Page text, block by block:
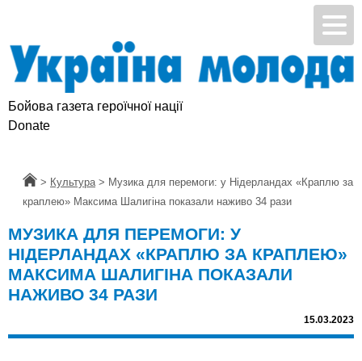
Бойова газета героїчної нації
Підтримай УМ
Головна
> Культура > Музика для перемоги: у Нідерландах «Краплю за
краплею» Максима Шалигіна показали наживо 34 рази
МУЗИКА ДЛЯ ПЕРЕМОГИ: У
НІДЕРЛАНДАХ «КРАПЛЮ ЗА КРАПЛЕЮ»
МАКСИМА ШАЛИГІНА ПОКАЗАЛИ
НАЖИВО 34 РАЗИ
15.03.2023